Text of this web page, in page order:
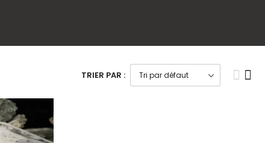
TRIER PAR :